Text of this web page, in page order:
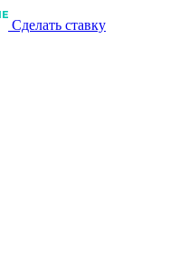
Сделать ставку